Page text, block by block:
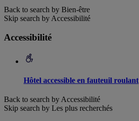
Back to search by Bien-être
Skip search by Accessibilité
Accessibilité
Hôtel accessible en fauteuil roulant
Back to search by Accessibilité
Skip search by Les plus recherchés